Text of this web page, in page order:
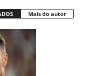
Mais do autor